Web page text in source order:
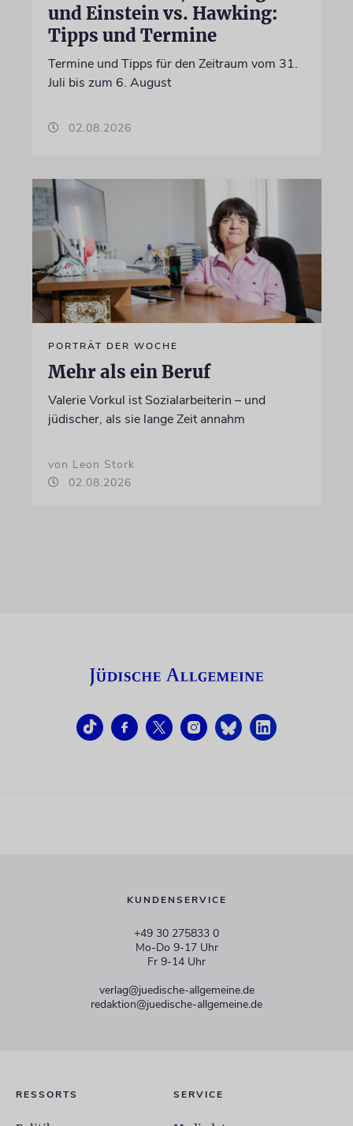
und Einstein vs. Hawking:
Tipps und Termine
Termine und Tipps für den Zeitraum vom 31.
Juli bis zum 6. August
02.08.2026
PORTRÄT DER WOCHE
Mehr als ein Beruf
Valerie Vorkul ist Sozialarbeiterin – und
jüdischer, als sie lange Zeit annahm
von Leon Stork
02.08.2026
KUNDENSERVICE
+49 30 275833 0
Mo-Do 9-17 Uhr
Fr 9-14 Uhr
verlag@juedische-allgemeine.de
redaktion@juedische-allgemeine.de
RESSORTS SERVICE